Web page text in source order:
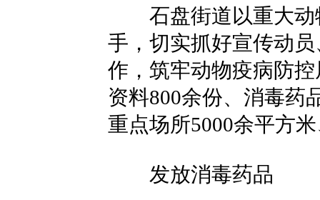
石盘街道以重大动
手，切实抓好宣传动
作，筑牢动物疫病防
资料800余份、消毒药
重点场所5000余平方
发放消毒药品